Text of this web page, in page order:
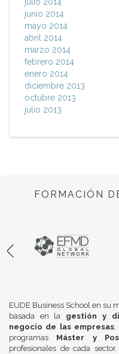
julio 2014
junio 2014
mayo 2014
abril 2014
marzo 2014
febrero 2014
enero 2014
diciembre 2013
octubre 2013
julio 2013
FORMACIÓN
EUDE Business School en su
basada en la gestión y
negocio de las empresas,
programas Máster y
profesionales de cada